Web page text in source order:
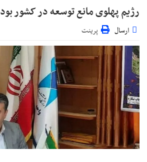
رژیم پهلوی مانع توسعه در کشور بود
ارسال پرینت